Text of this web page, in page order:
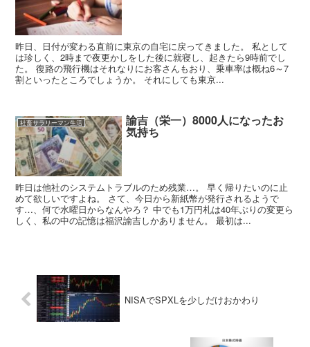
昨日、日付が変わる直前に東京の自宅に戻ってきました。 私として
は珍しく、2時まで夜更かしをした後に就寝し、起きたら9時前でし
た。 復路の飛行機はそれなりにお客さんもおり、乗車率は概ね6～7
割といったところでしょうか。 それにしても東京...
社畜サラリーマン生活 諭吉（栄一）8000人になったお
気持ち
昨日は他社のシステムトラブルのため残業…。 早く帰りたいのに止
めて欲しいですよね。 さて、今日から新紙幣が発行されるようで
す…、何で水曜日からなんやろ？ 中でも1万円札は40年ぶりの変更ら
しく、私の中の記憶は福沢諭吉しかありません。 最初は...
NISAでSPXLを少しだけおかわり